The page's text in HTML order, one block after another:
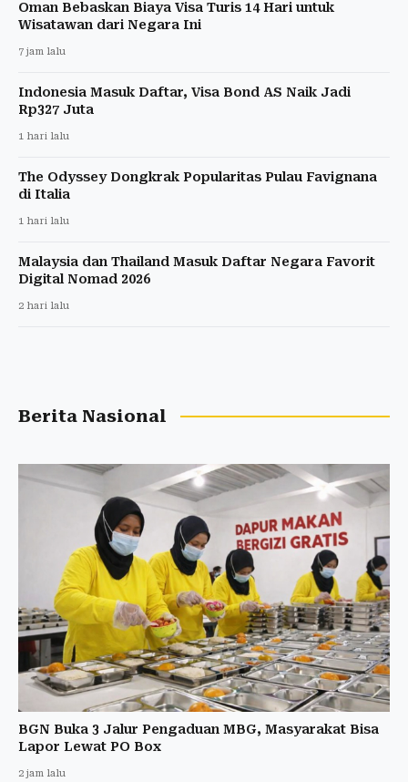
Oman Bebaskan Biaya Visa Turis 14 Hari untuk
Wisatawan dari Negara Ini
7 jam lalu
Indonesia Masuk Daftar, Visa Bond AS Naik Jadi
Rp327 Juta
1 hari lalu
The Odyssey Dongkrak Popularitas Pulau Favignana
di Italia
1 hari lalu
Malaysia dan Thailand Masuk Daftar Negara Favorit
Digital Nomad 2026
2 hari lalu
Berita Nasional
BGN Buka 3 Jalur Pengaduan MBG, Masyarakat Bisa
Lapor Lewat PO Box
2 jam lalu